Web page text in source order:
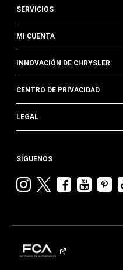
SERVICIOS
MI CUENTA
INNOVACIÓN DE CHRYSLER
CENTRO DE PRIVACIDAD
LEGAL
SÍGUENOS
VisitarVisitarVisitar